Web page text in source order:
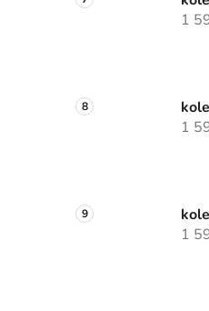
1
1
1